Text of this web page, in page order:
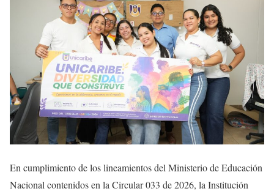
En cumplimiento de los lineamientos del Ministerio de Educación
Nacional contenidos en la Circular 033 de 2026, la Institución